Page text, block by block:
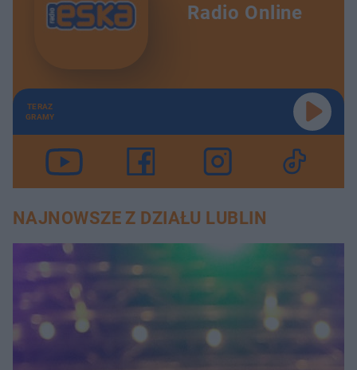
Radio Online
TERAZ
GRAMY
NAJNOWSZE Z DZIAŁU LUBLIN